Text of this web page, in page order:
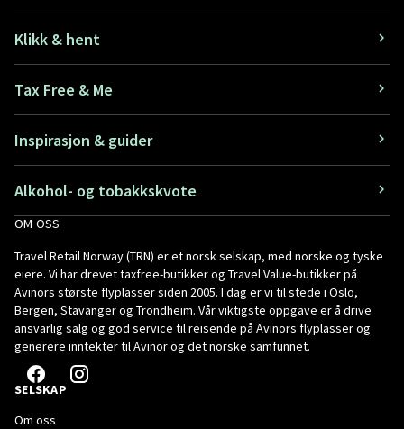
Klikk & hent
Tax Free & Me
Inspirasjon & guider
Alkohol- og tobakkskvote
OM OSS
Travel Retail Norway (TRN) er et norsk selskap, med norske og tyske
eiere. Vi har drevet taxfree-butikker og Travel Value-butikker på
Avinors største flyplasser siden 2005. I dag er vi til stede i Oslo,
Bergen, Stavanger og Trondheim. Vår viktigste oppgave er å drive
ansvarlig salg og god service til reisende på Avinors flyplasser og
generere inntekter til Avinor og det norske samfunnet.
SELSKAP
Om oss